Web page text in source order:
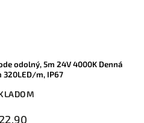
odolný, 5m 24V 4000K Denná
320LED/m, IP67